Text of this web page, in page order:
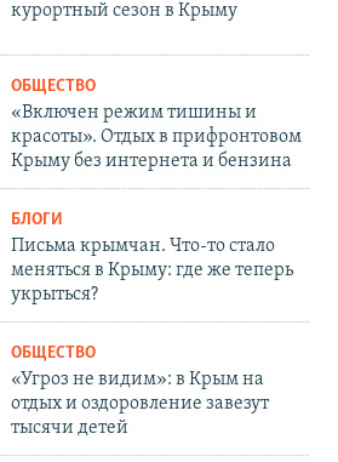
курортный сезон в Крыму
ОБЩЕСТВО
«Включен режим тишины и
красоты». Отдых в прифронтовом
Крыму без интернета и бензина
БЛОГИ
Письма крымчан. Что-то стало
меняться в Крыму: где же теперь
укрыться?
ОБЩЕСТВО
«Угроз не видим»: в Крым на
отдых и оздоровление завезут
тысячи детей